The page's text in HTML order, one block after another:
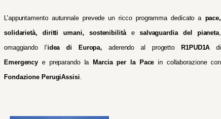
L’appuntamento autunnale prevede un ricco programma dedicato a pace,
solidarietà, diritti umani, sostenibilità e salvaguardia del pianeta
omaggiando l’idea di Europa, aderendo al progetto R1PUD1A di
Emergency e preparando laMarcia per la Pace in collaborazione con
Fondazione PerugiAssisi